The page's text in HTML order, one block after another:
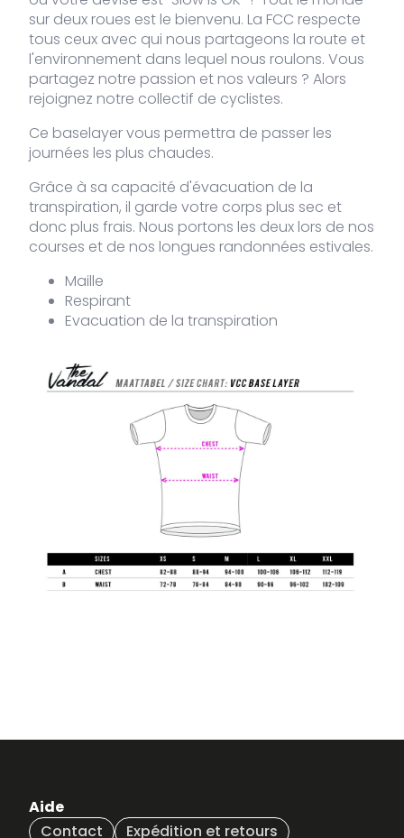
sur deux roues est le bienvenu. La FCC respecte
tous ceux avec qui nous partageons la route et
l'environnement dans lequel nous roulons. Vous
partagez notre passion et nos valeurs ? Alors
rejoignez notre collectif de cyclistes.
Ce baselayer vous permettra de passer les
journées les plus chaudes.
Grâce à sa capacité d'évacuation de la
transpiration, il garde votre corps plus sec et
donc plus frais. Nous portons les deux lors de nos
courses et de nos longues randonnées estivales.
Maille
Respirant
Evacuation de la transpiration
Aide
Contact
Expédition et retours
VDLPE-
541-M
M
Rupture
de stock
€ 39,00
VDLPE-
541-XL
VDLPE-
XXL
XXL
Rupture
€ 39,00